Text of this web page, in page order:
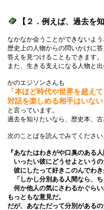
【２．例えば、過去を
なかなか会うことができないよ
歴史上の人物からの問いかけに
答えを見つけることもできます。
また、生きる支えになる人物と
かのエジソンさんも
「本ほど時代や世界を超え
対話を楽しめる相手はいな
と言っています。
過去を知りたいなら、歴史本、
次のことばを読んでみてくださ
『あなたはわきがや口臭のある
いったい彼にどうせよというの
彼にしたって好きこのんでわ
「しかし分別ある人間なら、
何か他人の気にさわるかぐら
もっともな意見だ。
だが、あなただって分別がある